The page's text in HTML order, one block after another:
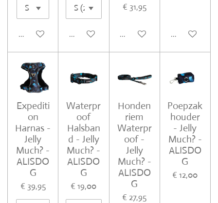
In winkelwagenIn winkelwagen
€ 31,95
In winkelwagenIn
Expediti
on
Harnas -
Jelly
Much? -
ALISDO
G
€ 39,95
Waterpr
oof
Halsban
d - Jelly
Much? -
ALISDO
G
€ 19,00
Honden
riem
Waterpr
oof -
Jelly
Much? -
ALISDO
G
€ 27,95
Poepzak
houder
- Jelly
Much? -
ALISDO
G
€ 12,00